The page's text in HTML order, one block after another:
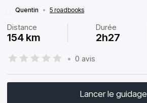
Quentin • 5 roadbooks
Distance
154 km
Durée
2h27
• 0 avis
Lancer le guidage